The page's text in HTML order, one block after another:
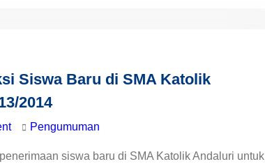
Siswa Baru di SMA Katolik
2014
Pengumuman
siswa baru di SMA Katolik Andaluri untuk